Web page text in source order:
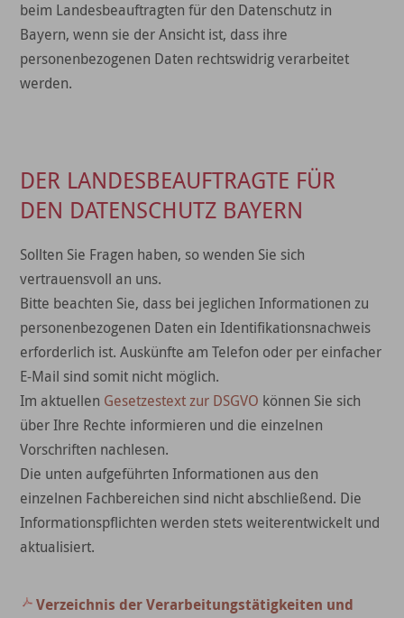
beim Landesbeauftragten für den Datenschutz in
Bayern, wenn sie der Ansicht ist, dass ihre
personenbezogenen Daten rechtswidrig verarbeitet
werden.
DER LANDESBEAUFTRAGTE FÜR
DEN DATENSCHUTZ BAYERN
Sollten Sie Fragen haben, so wenden Sie sich
vertrauensvoll an uns.
Bitte beachten Sie, dass bei jeglichen Informationen zu
personenbezogenen Daten ein Identifikationsnachweis
erforderlich ist. Auskünfte am Telefon oder per einfacher
E-Mail sind somit nicht möglich.
Im aktuellen Gesetzestext zur DSGVO können Sie sich
über Ihre Rechte informieren und die einzelnen
Vorschriften nachlesen.
Die unten aufgeführten Informationen aus den
einzelnen Fachbereichen sind nicht abschließend. Die
Informationspflichten werden stets weiterentwickelt und
aktualisiert.
Verzeichnis der Verarbeitungstätigkeiten und